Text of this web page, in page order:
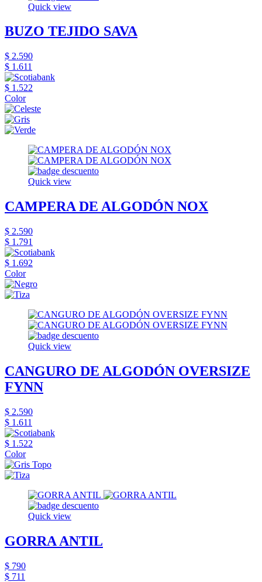
Quick view
BUZO TEJIDO SAVA
$ 2.590
$ 1.611
$ 1.522
Color
Quick view
CAMPERA DE ALGODÓN NOX
$ 2.590
$ 1.791
$ 1.692
Color
Quick view
CANGURO DE ALGODÓN OVERSIZE
FYNN
$ 2.590
$ 1.611
$ 1.522
Color
Quick view
GORRA ANTIL
$ 790
$ 711